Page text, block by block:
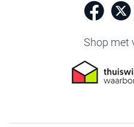
Shop met